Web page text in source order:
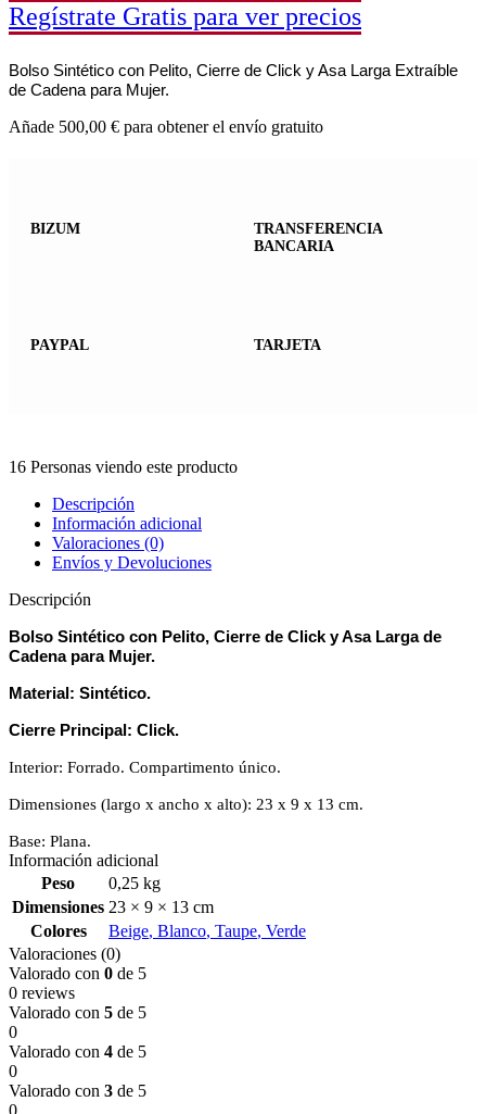
Regístrate Gratis para ver precios
Bolso Sintético con Pelito, Cierre de Click y Asa Larga Extraíble
de Cadena para Mujer.
Añade 500,00 € para obtener el envío gratuito
BIZUM
TRANSFERENCIA
BANCARIA
PAYPAL TARJETA
16 Personas viendo este producto
Descripción
Información adicional
Valoraciones (0)
Envíos y Devoluciones
Descripción
Bolso Sintético con Pelito, Cierre de Click y Asa Larga de
Cadena para Mujer.
Material: Sintético.
Cierre Principal: Click.
Interior: Forrado. Compartimento único.
Dimensiones (largo x ancho x alto): 23 x 9 x 13 cm.
Base: Plana.
Información adicional
Peso
0,25 kg
Dimensiones 23 × 9 × 13 cm
Colores
Beige, Blanco, Taupe, Verde
Valoraciones (0)
Valorado con 0 de 5
0 reviews
Valorado con 5 de 5
0
Valorado con 4 de 5
0
Valorado con 3 de 5
0